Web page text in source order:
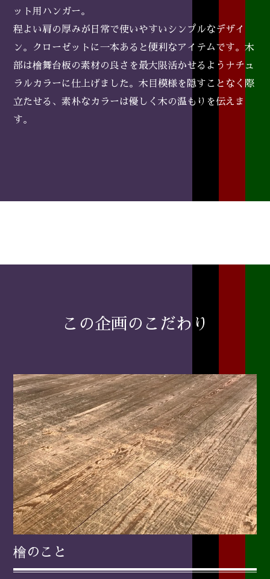
ット用ハンガー。
程よい肩の厚みが日常で使いやすいシンプルなデザイ
ン。クローゼットに一本あると便利なアイテムです。木
部は檜舞台板の素材の良さを最大限活かせるようナチュ
ラルカラーに仕上げました。木目模様を隠すことなく際
立たせる、素朴なカラーは優しく木の温もりを伝えま
す。
この企画のこだわり
檜のこと